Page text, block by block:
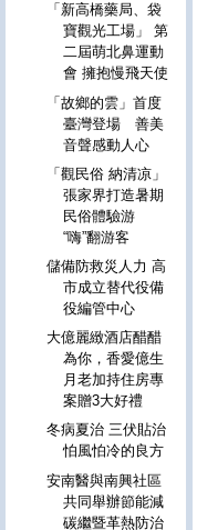
「新高橋藥局、袋
寶觀光工場」 第
二屆萌北鼻運動
會 擁抱慢飛天使
「故鄉的雲」首度
臺灣登場 善美
音聲感動人心
「觀民俗 納清凉」
張家界打造暑期
民俗體驗游
“嗨”翻游客
儲備防救災人力 高
市成立替代役備
役編管中心
大億麗緻酒店醋醋
為你，香愛億生
月老加持住房專
案贈3大好禮
冬病夏治 三伏貼治
怕風怕冷的良方
安南醫與南興社區
共同舉辦節能減
碳繼暨革熱防治